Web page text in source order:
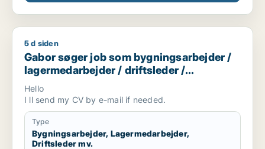
Gabor søger job som bygningsarbejder /
5 d siden
Gabor søger job som bygningsarbejder /
lagermedarbejder / driftsleder /
ungarbejder / ufaglært
Hello
I ll send my CV by e-mail if needed.
Type
Bygningsarbejder, Lagermedarbejder,
Driftsleder mv.